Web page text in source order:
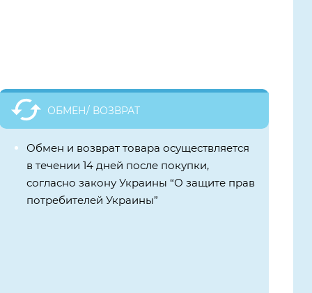
ОБМЕН/ ВОЗВРАТ
Обмен и возврат товара осуществляется
в течении 14 дней после покупки,
согласно закону Украины “О защите прав
потребителей Украины”